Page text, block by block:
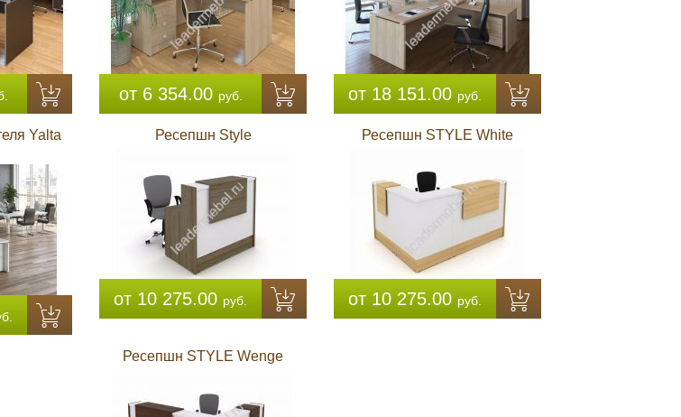
от 6 354.00 руб. от 18 151.00 руб.
Yalta
Ресепшн Style
от 10 275.00 руб.
Ресепшн STYLE White
от 10 275.00 руб.
Ресепшн STYLE Wenge